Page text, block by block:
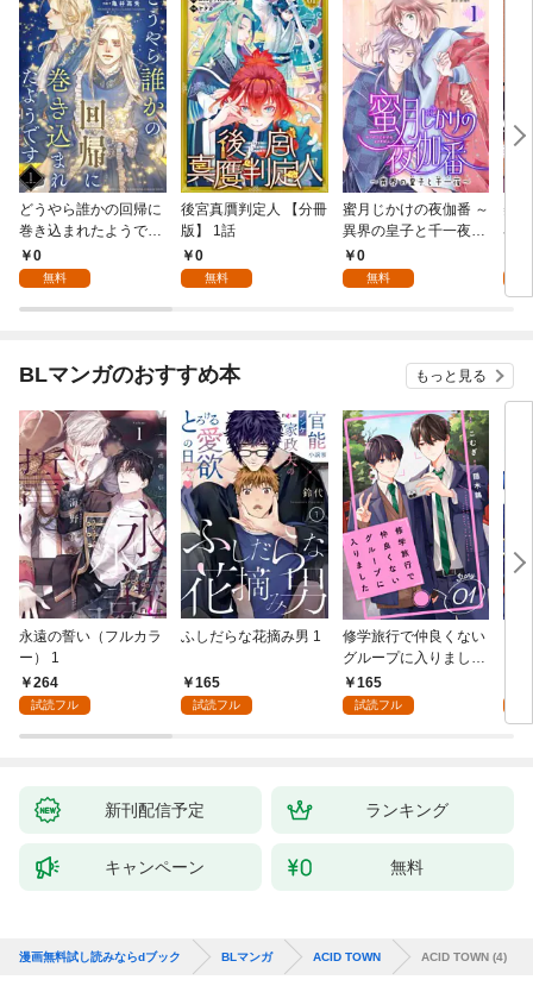
どうやら誰かの回帰に
巻き込まれたようです
【分冊版】 1話
0
無料
後宮真贋判定人 【分冊
版】 1話
0
無料
蜜月じかけの夜伽番 ～
異界の皇子と千一夜～
【分冊版】 1話
0
無料
美
界
版
BLマンガのおすすめ本 もっと見る
永遠の誓い（フルカラ
ー） 1
264
試読フル
ふしだらな花摘み男 1
165
試読フル
修学旅行で仲良くない
グループに入りました
【単話版】1巻
165
試読フル
が
ら
新刊配信予定 ランキング
キャンペーン 無料
漫画無料試し読みならdブック BLマンガ ACID TOWN ACID TOWN (4)